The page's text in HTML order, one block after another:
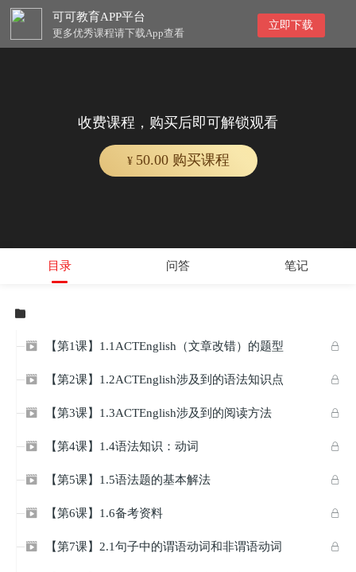
可可教育APP平台
更多优秀课程请下载App查看
立即下载
收费课程，购买后即可解锁观看
¥ 50.00 购买课程
目录 问答 笔记


 【第1课】1.1ACTEnglish（文章改错）的题型

 【第2课】1.2ACTEnglish涉及到的语法知识点

 【第3课】1.3ACTEnglish涉及到的阅读方法

 【第4课】1.4语法知识：动词

 【第5课】1.5语法题的基本解法

 【第6课】1.6备考资料

 【第7课】2.1句子中的谓语动词和非谓语动词